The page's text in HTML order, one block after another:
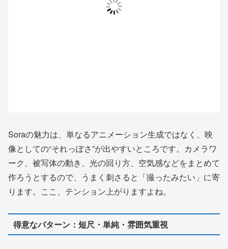
Soraの魅力は、単なるアニメーション生成ではなく、映
像としての“それっぽさ”が出やすいところです。カメラワ
ーク、被写体の動き、光の回り方、空気感などをまとめて
作ろうとするので、うまく刺さると「撮ったみたい」に寄
ります。ここ、テンション上がりますよね。
得意なパターン：短尺・単純・雰囲気重視